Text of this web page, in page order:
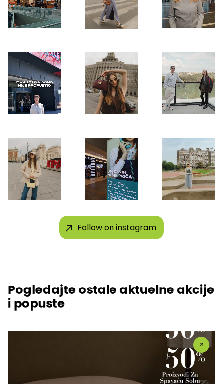
Follow on instagram
Pogledajte ostale aktuelne akcije
i popuste